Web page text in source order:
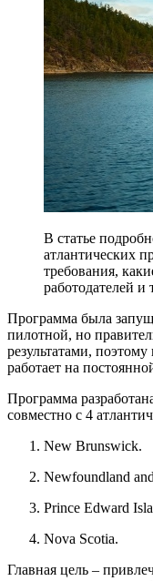
В статье
атлантических
требования,
работодателей и
Программа была
пилотной, но
результатами,
работает на
Программа
совместно с 4
New Brunswick.
Newfoundland
Prince Edward
Nova Scotia.
Главная цель –